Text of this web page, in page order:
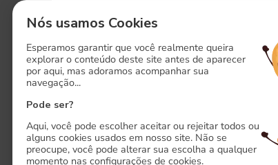
Nós usamos Cookies
Esperamos garantir que você realmente queira
explorar o conteúdo deste site antes de aparecer
por aqui, mas adoramos acompanhar sua
navegação...
Pode ser?
Aqui, você pode escolher aceitar ou rejeitar todos ou
alguns cookies usados em nosso site. Não se
preocupe, você pode alterar sua escolha a qualquer
momento nas configurações de cookies.